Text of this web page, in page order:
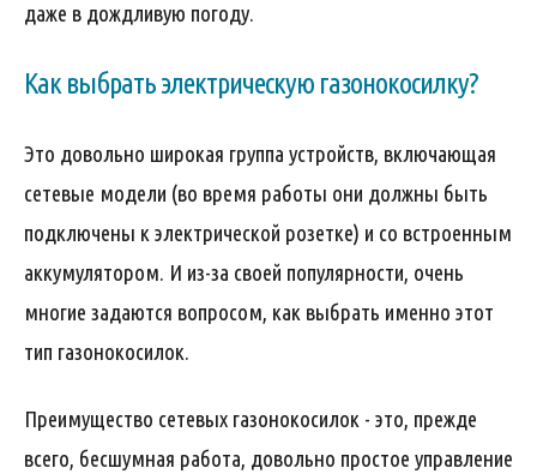
даже в дождливую погоду.
Как выбрать электрическую газонокосилку?
Это довольно широкая группа устройств, включающая
сетевые модели (во время работы они должны быть
подключены к электрической розетке) и со встроенным
аккумулятором. И из-за своей популярности, очень
многие задаются вопросом, как выбрать именно этот
тип газонокосилок.
Преимущество сетевых газонокосилок - это, прежде
всего, бесшумная работа, довольно простое управление